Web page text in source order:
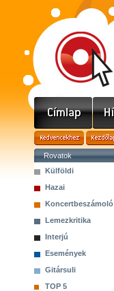
Rovatok
Külföldi
Hazai
Koncertbeszámoló
Lemezkritika
Interjú
Események
Gitársuli
TOP 5